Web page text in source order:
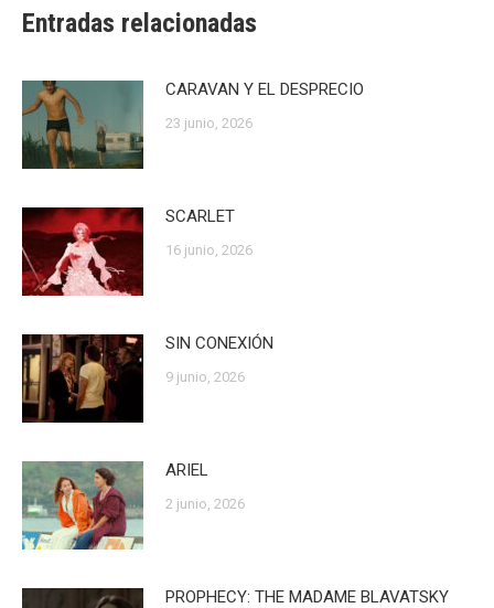
Entradas relacionadas
CARAVAN Y EL DESPRECIO
23 junio, 2026
SCARLET
16 junio, 2026
SIN CONEXIÓN
9 junio, 2026
ARIEL
2 junio, 2026
PROPHECY: THE MADAME BLAVATSKY